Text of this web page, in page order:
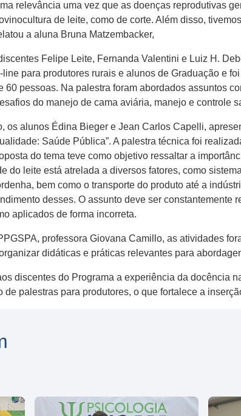
relevância uma vez que as doenças reprodutivas
de leite, como de corte. Além disso,
a aluna Bruna Matzembacker,
Felipe Leite, Fernanda Valentini e Luiz H.
line para produtores rurais e alunos de Graduação e
60 pessoas. Na palestra foram abordados assuntos
do manejo de cama aviária, manejo e controle
os alunos Édina Bieger e Jean Carlos Capelli,
Saúde Pública”. A palestra técnica foi
do tema teve como objetivo ressaltar a
do leite está atrelada a diversos fatores, como
bem como o transporte do produto até a
desses. O assunto deve ser
aplicados de forma incorreta.
professora Giovana Camillo, as atividades
didáticas e práticas relevantes para
discentes do Programa a experiência da docência
palestras para produtores, o que fortalece a